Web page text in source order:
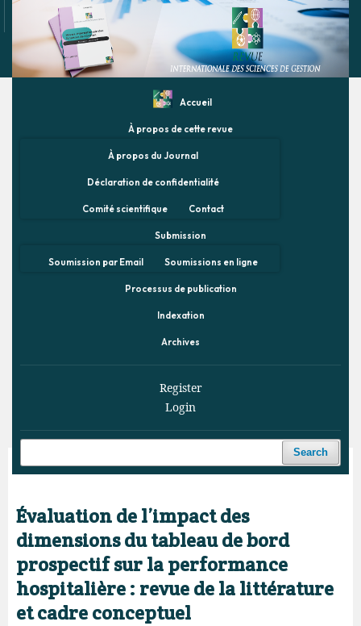
Accueil
À propos de cette revue
À propos du Journal
Déclaration de confidentialité
Comité scientifique Contact
Submission
Soumission par Email Soumissions en ligne
Processus de publication
Indexation
Archives
Register
Login
Search
Home / Archives / Vol. 9 No. 2 (2026) / Articles
Évaluation de l’impact des
dimensions du tableau de bord
prospectif sur la performance
hospitalière : revue de la littérature
et cadre conceptuel